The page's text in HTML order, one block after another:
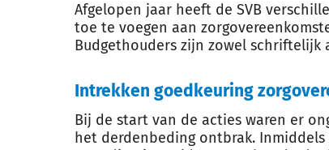
Afgelopen jaar heeft de SVB
toe te voegen aan
Budgethouders zijn zowel schriftelijk
Intrekken goedkeuring
Bij de start van de acties waren er
het derdenbeding ontbrak. Inmiddels